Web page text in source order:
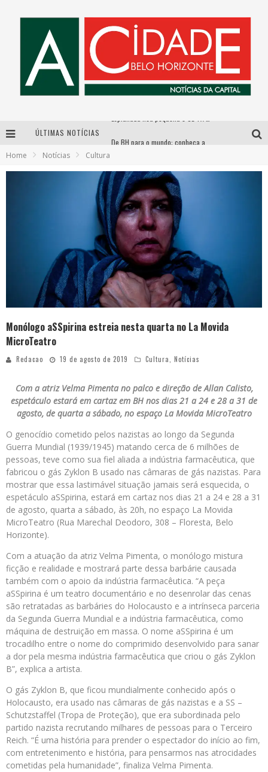
ÚLTIMAS NOTÍCIAS
Home Notícias Cultura
Monólogo aSSpirina estreia nesta quarta no La Movida
MicroTeatro
Redacao 19 de agosto de 2019 Cultura, Notícias
Com a atriz Velma Pimenta no palco e direção de Allan Calisto,
espetáculo estará em cartaz em BH nos dias 21 a 24 e 28 a 31 de
agosto, de quarta a sábado, no espaço La Movida MicroTeatro
O genocídio cometido pelos nazistas ao longo da Segunda
Guerra Mundial (1939/1945) matando cerca de 6 milhões de
pessoas, teve como sua fiel aliada a indústria farmacêutica, que
fabricou o gás Zyklon B usado nas câmaras de gás nazistas. Para
mostrar que essa lastimável situação jamais será esquecida, o
espetáculo aSSpirina, estará em cartaz nos dias 21 a 24 e 28 a 31
de agosto, quarta a sábado, às 20h, no espaço La Movida
MicroTeatro (Rua Marechal Deodoro, 308 – Floresta, Belo
Horizonte).
Com a atuação da atriz Velma Pimenta, o monólogo mistura
ficção e realidade e mostrará parte dessa barbárie causada
também com o apoio da indústria farmacêutica. “A peça
aSSpirina é um teatro documentário e no desenrolar das cenas
são retratadas as barbáries do Holocausto e a intrínseca parceria
da Segunda Guerra Mundial e a indústria farmacêutica, como
máquina de destruição em massa. O nome aSSpirina é um
trocadilho entre o nome do comprimido desenvolvido para sanar
a dor pela mesma indústria farmacêutica que criou o gás Zyklon
B”, explica a artista.
O gás Zyklon B, que ficou mundialmente conhecido após o
Holocausto, era usado nas câmaras de gás nazistas e a SS –
Schutzstaffel (Tropa de Proteção), que era subordinada pelo
partido nazista recrutando milhares de pessoas para o Terceiro
Reich. “É uma história para prender o espectador do início ao fim,
com entretenimento e história, para pensarmos nas atrocidades
cometidas pela humanidade”, finaliza Velma Pimenta.